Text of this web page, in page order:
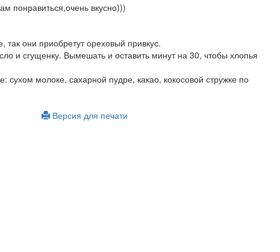
понравиться,очень вкусно)))
так они приобретут ореховый привкус.
и сгущенку. Вымешать и оставить минут на 30, чтобы хлопья
сухом молоке, сахарной пудре, какао, кокосовой стружке по
Версия для печати